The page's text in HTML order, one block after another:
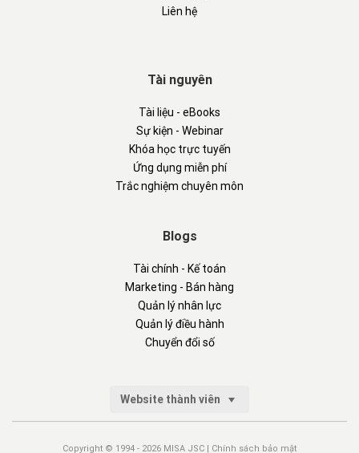
Liên hệ
Tài nguyên
Tài liệu - eBooks
Sự kiện - Webinar
Khóa học trực tuyến
Ứng dụng miễn phí
Trắc nghiệm chuyên môn
Blogs
Tài chính - Kế toán
Marketing - Bán hàng
Quản lý nhân lực
Quản lý điều hành
Chuyển đổi số
Website thành viên
Copyright © 1994 - 2026 MISA JSC | Chính sách bảo mật